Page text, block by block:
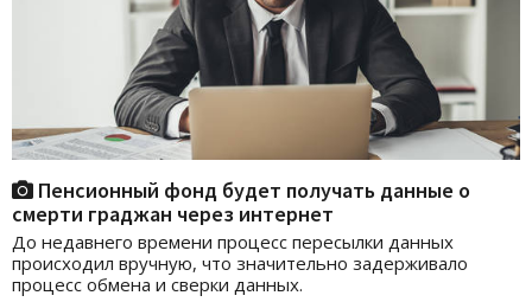
Пенсионный фонд будет получать данные о
смерти граджан через интернет
До недавнего времени процесс пересылки данных
происходил вручную, что значительно задерживало
процесс обмена и сверки данных.